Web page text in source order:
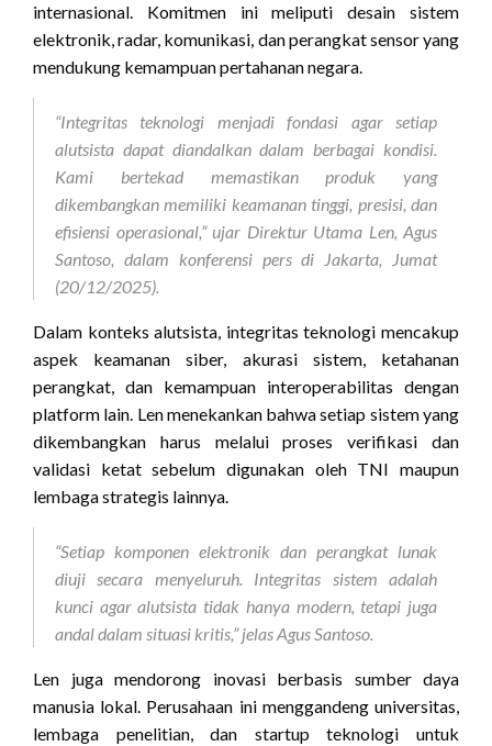
internasional. Komitmen ini meliputi desain sistem
elektronik, radar, komunikasi, dan perangkat sensor yang
mendukung kemampuan pertahanan negara.
“Integritas teknologi menjadi fondasi agar setiap
alutsista dapat diandalkan dalam berbagai kondisi.
Kami bertekad memastikan produk yang
dikembangkan memiliki keamanan tinggi, presisi, dan
efisiensi operasional,” ujar Direktur Utama Len, Agus
Santoso, dalam konferensi pers di Jakarta, Jumat
(20/12/2025).
Dalam konteks alutsista, integritas teknologi mencakup
aspek keamanan siber, akurasi sistem, ketahanan
perangkat, dan kemampuan interoperabilitas dengan
platform lain. Len menekankan bahwa setiap sistem yang
dikembangkan harus melalui proses verifikasi dan
validasi ketat sebelum digunakan oleh TNI maupun
lembaga strategis lainnya.
“Setiap komponen elektronik dan perangkat lunak
diuji secara menyeluruh. Integritas sistem adalah
kunci agar alutsista tidak hanya modern, tetapi juga
andal dalam situasi kritis,” jelas Agus Santoso.
Len juga mendorong inovasi berbasis sumber daya
manusia lokal. Perusahaan ini menggandeng universitas,
lembaga penelitian, dan startup teknologi untuk